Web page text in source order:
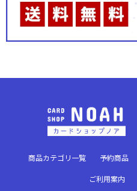
商品カテゴリ一覧 予約商品
ご利用案内